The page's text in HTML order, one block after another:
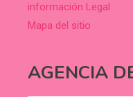
información Legal
Mapa del sitio
AGENCIA